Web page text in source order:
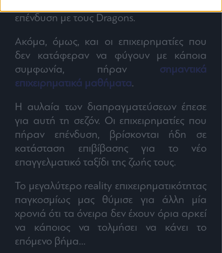
επένδυση με τους Dragons.
Ακόμα, όμως, και οι επιχειρηματίες που
δεν κατάφεραν να φύγουν με κάποια
συμφωνία, πήραν σημαντικά
επιχειρηματικά μαθήματα.
Η αυλαία των διαπραγματεύσεων έπεσε
για αυτή τη σεζόν. Οι επιχειρηματίες που
πήραν επένδυση, βρίσκονται ήδη σε
κατάσταση επιβίβασης για το νέο
επαγγελματικό ταξίδι της ζωής τους.
Το μεγαλύτερο reality επιχειρηματικότητας
παγκοσμίως μας θύμισε για άλλη μία
χρονιά ότι τα όνειρα δεν έχουν όρια αρκεί
να κάποιος να τολμήσει να κάνει το
επόμενο βήμα…